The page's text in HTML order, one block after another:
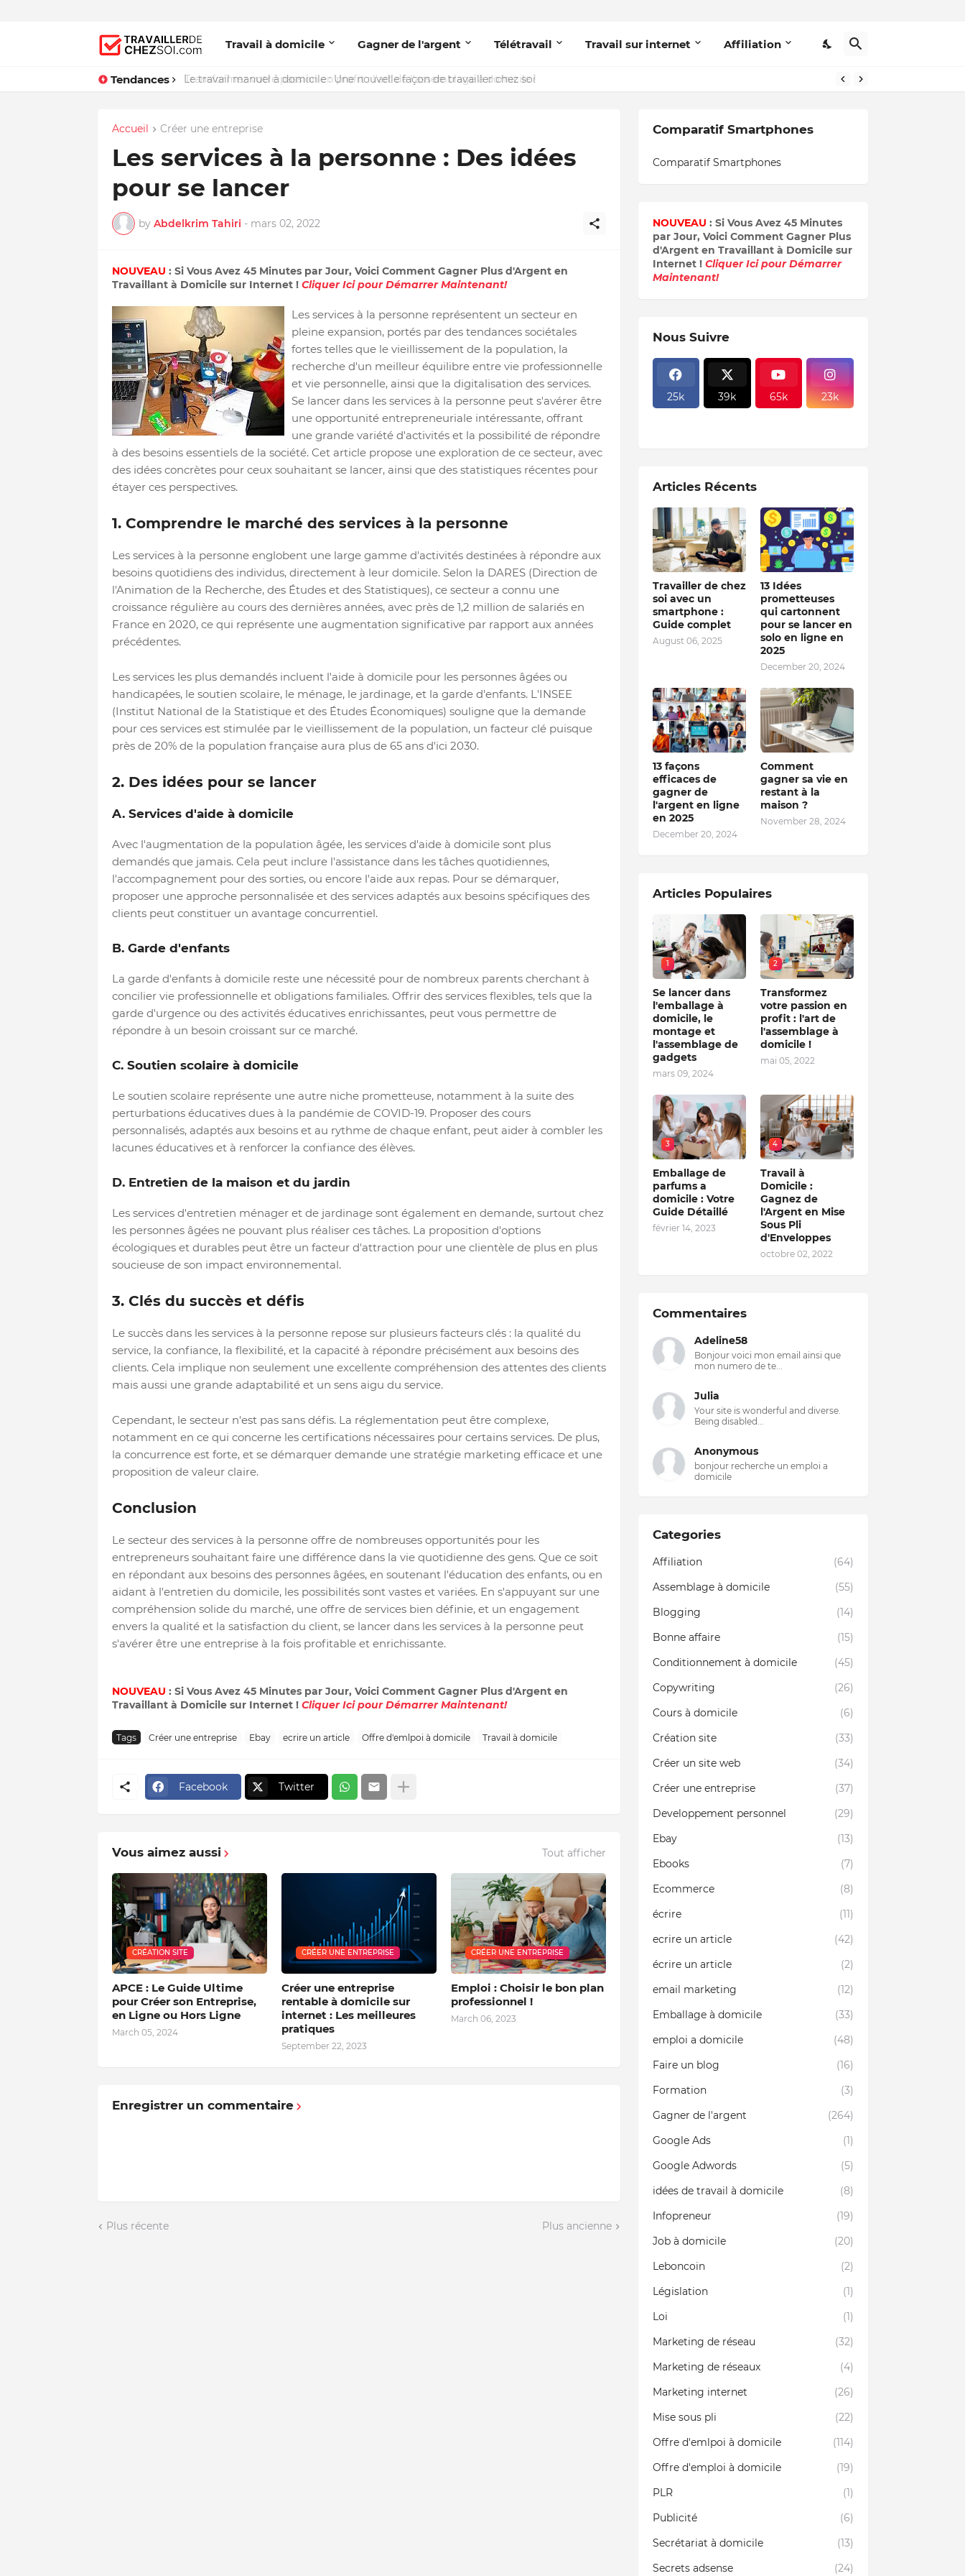
Travail à domicile Gagner de l'argent Télétravail Travail sur internet Affiliation
Tendances Le travail manuel à domicile : Une nouvelle façon de travailler chez soi
Accueil Créer une entreprise
Les services à la personne : Des idées
pour se lancer
by Abdelkrim Tahiri - mars 02, 2022
NOUVEAU : Si Vous Avez 45 Minutes par Jour, Voici Comment Gagner Plus d'Argent en
Travaillant à Domicile sur Internet ! Cliquer Ici pour Démarrer Maintenant!
Les services à la personne représentent un secteur en
pleine expansion, portés par des tendances sociétales
fortes telles que le vieillissement de la population, la
recherche d'un meilleur équilibre entre vie professionnelle
et vie personnelle, ainsi que la digitalisation des services.
Se lancer dans les services à la personne peut s'avérer être
une opportunité entrepreneuriale intéressante, offrant
une grande variété d'activités et la possibilité de répondre
à des besoins essentiels de la société. Cet article propose une exploration de ce secteur, avec
des idées concrètes pour ceux souhaitant se lancer, ainsi que des statistiques récentes pour
étayer ces perspectives.
1. Comprendre le marché des services à la personne
Les services à la personne englobent une large gamme d'activités destinées à répondre aux
besoins quotidiens des individus, directement à leur domicile. Selon la DARES (Direction de
l'Animation de la Recherche, des Études et des Statistiques), ce secteur a connu une
croissance régulière au cours des dernières années, avec près de 1,2 million de salariés en
France en 2020, ce qui représente une augmentation significative par rapport aux années
précédentes.
Les services les plus demandés incluent l'aide à domicile pour les personnes âgées ou
handicapées, le soutien scolaire, le ménage, le jardinage, et la garde d'enfants. L'INSEE
(Institut National de la Statistique et des Études Économiques) souligne que la demande
pour ces services est stimulée par le vieillissement de la population, un facteur clé puisque
près de 20% de la population française aura plus de 65 ans d'ici 2030.
2. Des idées pour se lancer
A. Services d'aide à domicile
Avec l'augmentation de la population âgée, les services d'aide à domicile sont plus
demandés que jamais. Cela peut inclure l'assistance dans les tâches quotidiennes,
l'accompagnement pour des sorties, ou encore l'aide aux repas. Pour se démarquer,
proposer une approche personnalisée et des services adaptés aux besoins spécifiques des
clients peut constituer un avantage concurrentiel.
B. Garde d'enfants
La garde d'enfants à domicile reste une nécessité pour de nombreux parents cherchant à
concilier vie professionnelle et obligations familiales. Offrir des services flexibles, tels que la
garde d'urgence ou des activités éducatives enrichissantes, peut vous permettre de
répondre à un besoin croissant sur ce marché.
C. Soutien scolaire à domicile
Le soutien scolaire représente une autre niche prometteuse, notamment à la suite des
perturbations éducatives dues à la pandémie de COVID-19. Proposer des cours
personnalisés, adaptés aux besoins et au rythme de chaque enfant, peut aider à combler les
lacunes éducatives et à renforcer la confiance des élèves.
D. Entretien de la maison et du jardin
Les services d'entretien ménager et de jardinage sont également en demande, surtout chez
les personnes âgées ne pouvant plus réaliser ces tâches. La proposition d'options
écologiques et durables peut être un facteur d'attraction pour une clientèle de plus en plus
soucieuse de son impact environnemental.
3. Clés du succès et défis
Le succès dans les services à la personne repose sur plusieurs facteurs clés : la qualité du
service, la confiance, la flexibilité, et la capacité à répondre précisément aux besoins des
clients. Cela implique non seulement une excellente compréhension des attentes des clients
mais aussi une grande adaptabilité et un sens aigu du service.
Cependant, le secteur n'est pas sans défis. La réglementation peut être complexe,
notamment en ce qui concerne les certifications nécessaires pour certains services. De plus,
la concurrence est forte, et se démarquer demande une stratégie marketing efficace et une
proposition de valeur claire.
Conclusion
Le secteur des services à la personne offre de nombreuses opportunités pour les
entrepreneurs souhaitant faire une différence dans la vie quotidienne des gens. Que ce soit
en répondant aux besoins des personnes âgées, en soutenant l'éducation des enfants, ou en
aidant à l'entretien du domicile, les possibilités sont vastes et variées. En s'appuyant sur une
compréhension solide du marché, une offre de services bien définie, et un engagement
envers la qualité et la satisfaction du client, se lancer dans les services à la personne peut
s'avérer être une entreprise à la fois profitable et enrichissante.
NOUVEAU : Si Vous Avez 45 Minutes par Jour, Voici Comment Gagner Plus d'Argent en
Travaillant à Domicile sur Internet ! Cliquer Ici pour Démarrer Maintenant!
Tags Créer une entreprise Ebay ecrire un article Offre d'emlpoi à domicile Travail à domicile
Facebook Twitter
Vous aimez aussi Tout afficher
CRÉATION SITE
APCE : Le Guide Ultime
pour Créer son Entreprise,
en Ligne ou Hors Ligne
March 05, 2024
CRÉER UNE ENTREPRISE
Créer une entreprise
rentable à domicile sur
internet : Les meilleures
pratiques
September 22, 2023
CRÉER UNE ENTREPRISE
Emploi : Choisir le bon plan
professionnel !
March 06, 2023
Enregistrer un commentaire
Plus récente Plus ancienne
Comparatif Smartphones
Comparatif Smartphones
NOUVEAU : Si Vous Avez 45 Minutes
par Jour, Voici Comment Gagner Plus
d'Argent en Travaillant à Domicile sur
Internet ! Cliquer Ici pour Démarrer
Maintenant!
Nous Suivre
25k 39k 65k 23k
Articles Récents
Travailler de chez
soi avec un
smartphone :
Guide complet
August 06, 2025
13 Idées
prometteuses
qui cartonnent
pour se lancer en
solo en ligne en
2025
December 20, 2024
13 façons
efficaces de
gagner de
l'argent en ligne
en 2025
December 20, 2024
Comment
gagner sa vie en
restant à la
maison ?
November 28, 2024
Articles Populaires
1
Se lancer dans
l'emballage à
domicile, le
montage et
l'assemblage de
gadgets
mars 09, 2024
2
Transformez
votre passion en
profit : l'art de
l'assemblage à
domicile !
mai 05, 2022
3
Emballage de
parfums a
domicile : Votre
Guide Détaillé
février 14, 2023
4
Travail à
Domicile :
Gagnez de
l'Argent en Mise
Sous Pli
d'Enveloppes
octobre 02, 2022
Commentaires
Adeline58
Bonjour voici mon email ainsi que
mon numero de te...
Julia
Your site is wonderful and diverse.
Being disabled...
Anonymous
bonjour recherche un emploi a
domicile
Categories
Affiliation
(64)
Assemblage à domicile
(55)
Blogging
(14)
Bonne affaire
(15)
Conditionnement à domicile
(45)
Copywriting
(26)
Cours à domicile
(6)
Création site
(33)
Créer un site web
(34)
Créer une entreprise
(37)
Developpement personnel
(29)
Ebay
(13)
Ebooks
(7)
Ecommerce
(8)
écrire
(11)
ecrire un article
(42)
écrire un article
(2)
email marketing
(12)
Emballage à domicile
(33)
emploi a domicile
(48)
Faire un blog
(16)
Formation
(3)
Gagner de l'argent
(264)
Google Ads
(1)
Google Adwords
(5)
idées de travail à domicile
(8)
Infopreneur
(19)
Job à domicile
(20)
Leboncoin
(2)
Législation
(1)
Loi
(1)
Marketing de réseau
(32)
Marketing de réseaux
(4)
Marketing internet
(26)
Mise sous pli
(22)
Offre d'emlpoi à domicile
(114)
Offre d'emploi à domicile
(19)
PLR
(1)
Publicité
(6)
Secrétariat à domicile
(13)
Secrets adsense
(24)